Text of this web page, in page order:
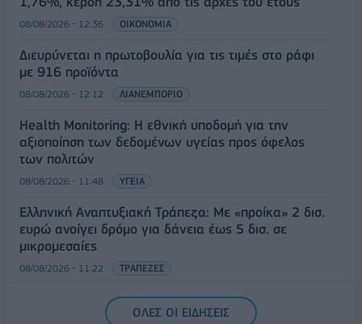
08/08/2026 - 12:36 ΟΙΚΟΝΟΜΙΑ
Διευρύνεται η πρωτοβουλία για τις τιμές στο ράφι
με 916 προϊόντα
08/08/2026 - 12:12 ΛΙΑΝΕΜΠΟΡΙΟ
Health Monitoring: Η εθνική υποδομή για την
αξιοποίηση των δεδομένων υγείας προς όφελος
των πολιτών
08/08/2026 - 11:48 ΥΓΕΙΑ
Ελληνική Αναπτυξιακή Τράπεζα: Με «προίκα» 2 δισ.
ευρώ ανοίγει δρόμο για δάνεια έως 5 δισ. σε
μικρομεσαίες
08/08/2026 - 11:22 ΤΡΑΠΕΖΕΣ
5G παντού, 6G στον ορίζοντα: Πού βρίσκεται η
Ελλάδα στη μεγάλη τεχνολογική μετάβαση
ΟΛΕΣ ΟΙ ΕΙΔΗΣΕΙΣ